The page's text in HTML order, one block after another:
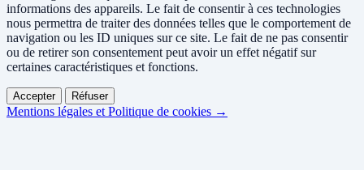
informations des appareils. Le fait de consentir à ces technologies
nous permettra de traiter des données telles que le comportement de
navigation ou les ID uniques sur ce site. Le fait de ne pas consentir
ou de retirer son consentement peut avoir un effet négatif sur
certaines caractéristiques et fonctions.
Accepter Réfuser
Mentions légales et Politique de cookies →